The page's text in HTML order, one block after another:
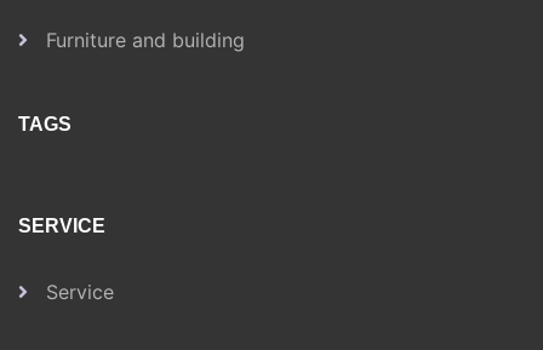
Furniture and building
TAGS
SERVICE
Service